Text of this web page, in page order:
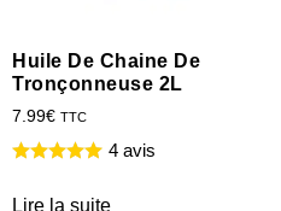
Huile De Chaine De
Tronçonneuse 2L
7.99€ TTC
4 avis
Lire la suite